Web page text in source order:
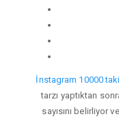
İnstagram 10000
tarzı yaptıktan
sayısını belirliyor